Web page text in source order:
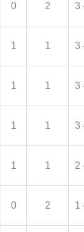
0 2 3
1 1 3
1 1 3
1 1 3
1 1 2
0 2 1